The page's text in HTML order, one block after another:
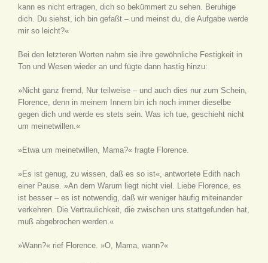
kann es nicht ertragen, dich so bekümmert zu sehen. Beruhige
dich. Du siehst, ich bin gefaßt – und meinst du, die Aufgabe werde
mir so leicht?«
Bei den letzteren Worten nahm sie ihre gewöhnliche Festigkeit in
Ton und Wesen wieder an und fügte dann hastig hinzu:
»Nicht ganz fremd, Nur teilweise – und auch dies nur zum Schein,
Florence, denn in meinem Innern bin ich noch immer dieselbe
gegen dich und werde es stets sein. Was ich tue, geschieht nicht
um meinetwillen.«
»Etwa um meinetwillen, Mama?« fragte Florence.
»Es ist genug, zu wissen, daß es so ist«, antwortete Edith nach
einer Pause. »An dem Warum liegt nicht viel. Liebe Florence, es
ist besser – es ist notwendig, daß wir weniger häufig miteinander
verkehren. Die Vertraulichkeit, die zwischen uns stattgefunden hat,
muß abgebrochen werden.«
»Wann?« rief Florence. »O, Mama, wann?«